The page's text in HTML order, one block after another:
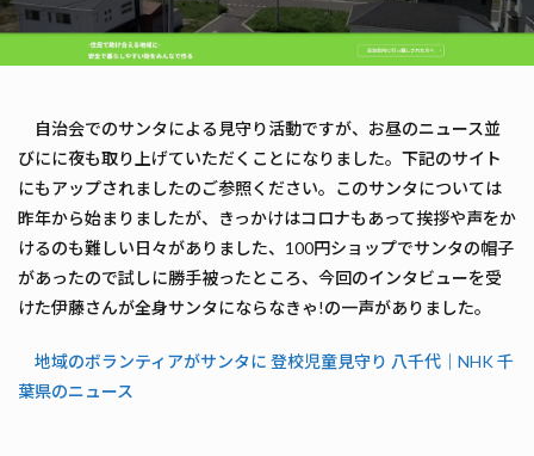
自治会でのサンタによる見守り活動ですが、お昼のニュース並
びにに夜も取り上げていただくことになりました。下記のサイト
にもアップされましたのご参照ください。このサンタについては
昨年から始まりましたが、きっかけはコロナもあって挨拶や声をか
けるのも難しい日々がありました、100円ショップでサンタの帽子
があったので試しに勝手被ったところ、今回のインタビューを受
けた伊藤さんが全身サンタにならなきゃ!の一声がありました。
地域のボランティアがサンタに 登校児童見守り 八千代｜NHK 千
葉県のニュース